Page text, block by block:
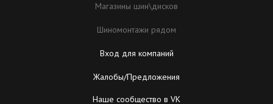
Магазины шин\дисков
Шиномонтажи рядом
Вход для компаний
Жалобы/Предложения
Наше сообщество в VK